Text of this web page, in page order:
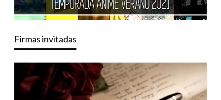
Firmas invitadas